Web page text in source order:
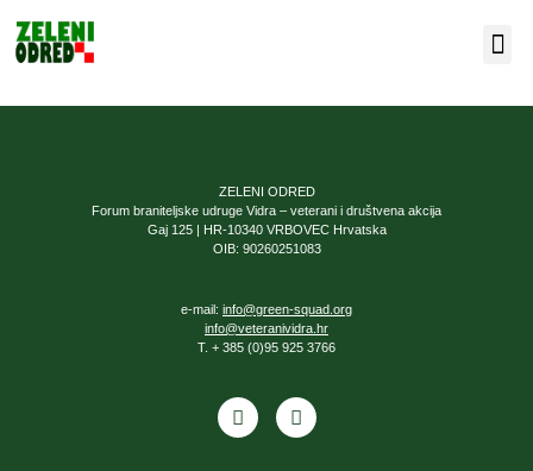
ZELENI ODRED
Forum braniteljske udruge Vidra – veterani i društvena akcija
Gaj 125 | HR-10340 VRBOVEC Hrvatska
OIB: 90260251083
e-mail: info@green-squad.org
info@veteranividra.hr
T. + 385 (0)95 925 3766